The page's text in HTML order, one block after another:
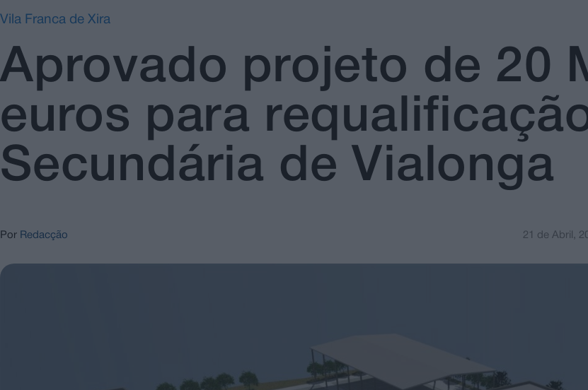
Vila Franca de Xira
Aprovado projeto de 20
euros para
Secundária de Vialonga
Por Redacção 21 de Abril,